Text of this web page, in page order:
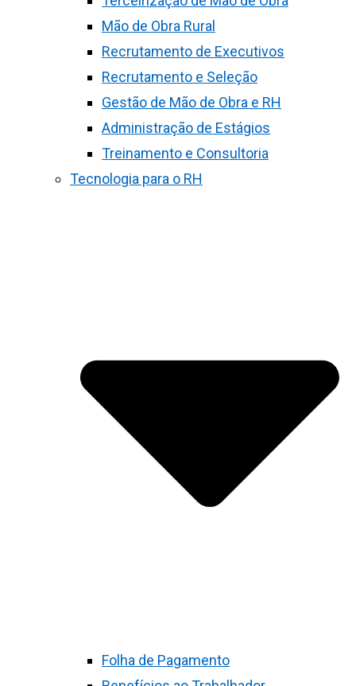
Mão de Obra Rural
Recrutamento de Executivos
Recrutamento e Seleção
Gestão de Mão de Obra e RH
Administração de Estágios
Treinamento e Consultoria
Tecnologia para o RH
Folha de Pagamento